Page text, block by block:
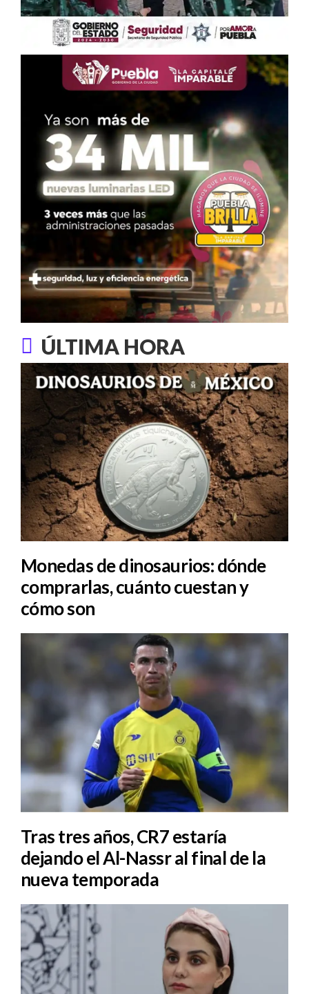
ÚLTIMA HORA
Monedas de dinosaurios: dónde
comprarlas, cuánto cuestan y
cómo son
Tras tres años, CR7 estaría
dejando el Al-Nassr al final de la
nueva temporada